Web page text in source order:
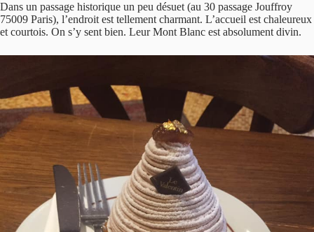
Dans un passage historique un peu désuet (au 30 passage Jouffroy
75009 Paris), l’endroit est tellement charmant. L’accueil est chaleureux
et courtois. On s’y sent bien. Leur Mont Blanc est absolument divin.